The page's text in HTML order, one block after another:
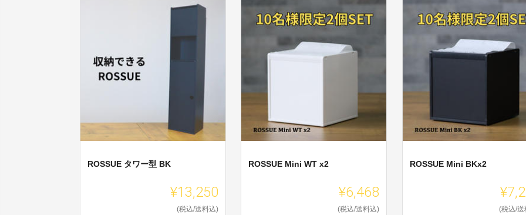
ROSSUE タワー型 BK
¥13,250
(税込/送料込)
ROSSUE Mini WT x2
¥6,468
(税込/送料込)
ROSSUE Mini BKx2
(税込/送